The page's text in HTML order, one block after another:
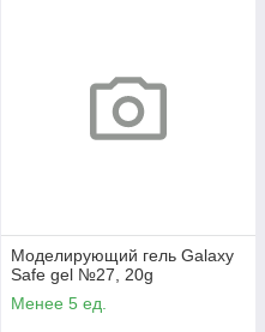
Моделирующий гель Galaxy
Safe gel №27, 20g
Менее 5 ед.